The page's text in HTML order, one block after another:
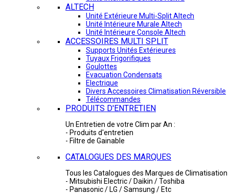
ALTECH
Unité Extérieure Multi-Split Altech
Unité Intérieure Murale Altech
Unité Intérieure Console Altech
ACCESSOIRES MULTI SPLIT
Supports Unités Extérieures
Tuyaux Frigorifiques
Goulottes
Evacuation Condensats
Electrique
Divers Accessoires Climatisation Réversible
Télécommandes
PRODUITS D'ENTRETIEN
Un Entretien de votre Clim par An :
- Produits d'entretien
- Filtre de Gainable
CATALOGUES DES MARQUES
Tous les Catalogues des Marques de Climatisation
- Mitsubishi Electric / Daikin / Toshiba
- Panasonic / LG / Samsung / Etc